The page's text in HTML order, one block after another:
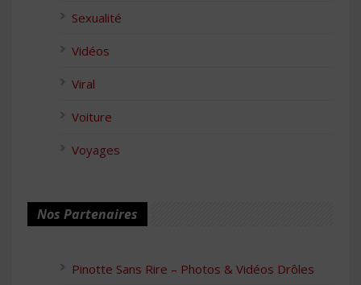
Sexualité
Vidéos
Viral
Voiture
Voyages
Nos Partenaires
Pinotte Sans Rire – Photos & Vidéos Drôles